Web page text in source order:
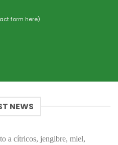
form here)
NEWS